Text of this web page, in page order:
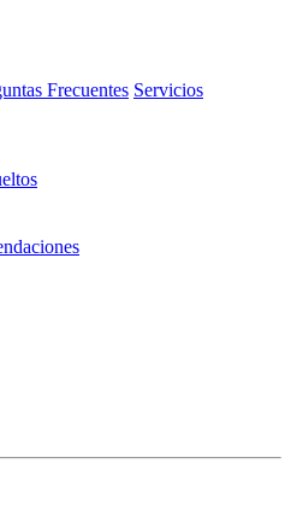
Frecuentes Servicios